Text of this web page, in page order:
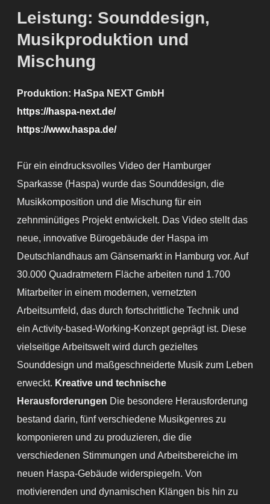
Leistung: Sounddesign,
Musikproduktion und
Mischung
Produktion: HaSpa NEXT GmbH
https://haspa-next.de/
https://www.haspa.de/
Für ein eindrucksvolles Video der Hamburger
Sparkasse (Haspa) wurde das Sounddesign, die
Musikkomposition und die Mischung für ein
zehnminütiges Projekt entwickelt. Das Video stellt das
neue, innovative Bürogebäude der Haspa im
Deutschlandhaus am Gänsemarkt in Hamburg vor. Auf
30.000 Quadratmetern Fläche arbeiten rund 1.700
Mitarbeiter in einem modernen, vernetzten
Arbeitsumfeld, das durch fortschrittliche Technik und
ein Activity-based-Working-Konzept geprägt ist. Diese
vielseitige Arbeitswelt wird durch gezieltes
Sounddesign und maßgeschneiderte Musik zum Leben
erweckt. Kreative und technische
Herausforderungen Die besondere Herausforderung
bestand darin, fünf verschiedene Musikgenres zu
komponieren und zu produzieren, die die
verschiedenen Stimmungen und Arbeitsbereiche im
neuen Haspa-Gebäude widerspiegeln. Von
motivierenden und dynamischen Klängen bis hin zu